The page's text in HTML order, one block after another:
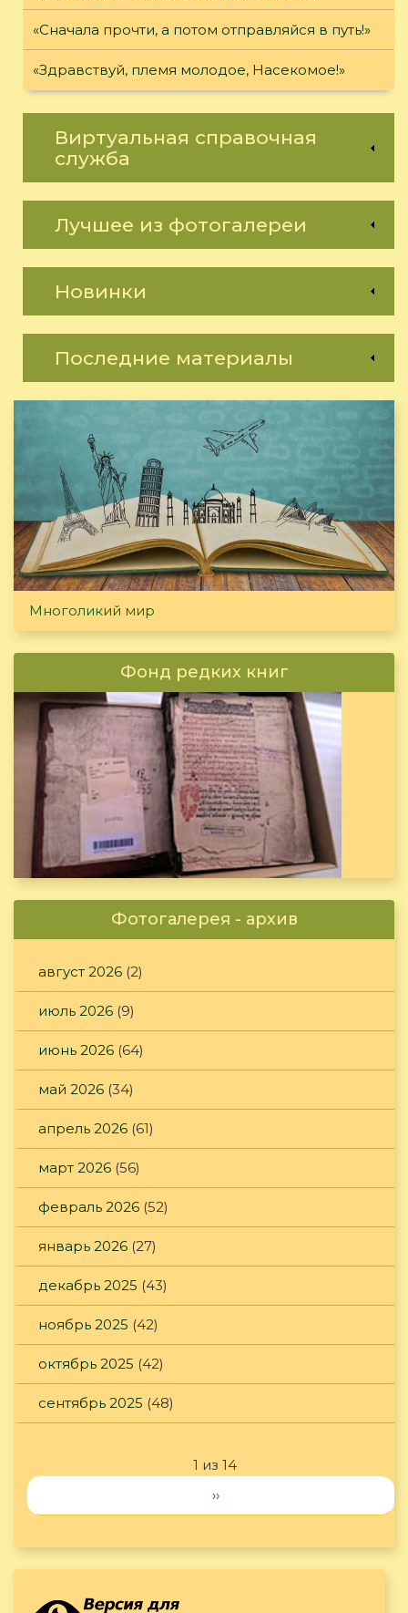
«Сначала прочти, а потом отправляйся в путь!»
«Здравствуй, племя молодое, Насекомое!»
Виртуальная справочная
служба
Лучшее из фотогалереи
Новинки
Последние материалы
Многоликий мир
Фонд редких книг
Фотогалерея - архив
август 2026 (2)
июль 2026 (9)
июнь 2026 (64)
май 2026 (34)
апрель 2026 (61)
март 2026 (56)
февраль 2026 (52)
январь 2026 (27)
декабрь 2025 (43)
ноябрь 2025 (42)
октябрь 2025 (42)
сентябрь 2025 (48)
1 из 14
››